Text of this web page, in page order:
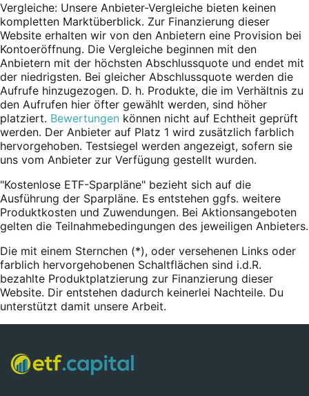
Vergleiche: Unsere Anbieter-Vergleiche bieten keinen
kompletten Marktüberblick. Zur Finanzierung dieser
Website erhalten wir von den Anbietern eine Provision bei
Kontoeröffnung. Die Vergleiche beginnen mit den
Anbietern mit der höchsten Abschlussquote und endet mit
der niedrigsten. Bei gleicher Abschlussquote werden die
Aufrufe hinzugezogen. D. h. Produkte, die im Verhältnis zu
den Aufrufen hier öfter gewählt werden, sind höher
platziert. Bewertungen können nicht auf Echtheit geprüft
werden. Der Anbieter auf Platz 1 wird zusätzlich farblich
hervorgehoben. Testsiegel werden angezeigt, sofern sie
uns vom Anbieter zur Verfügung gestellt wurden.
"Kostenlose ETF-Sparpläne" bezieht sich auf die
Ausführung der Sparpläne. Es entstehen ggfs. weitere
Produktkosten und Zuwendungen. Bei Aktionsangeboten
gelten die Teilnahmebedingungen des jeweiligen Anbieters.
Die mit einem Sternchen (*), oder versehenen Links oder
farblich hervorgehobenen Schaltflächen sind i.d.R.
bezahlte Produktplatzierung zur Finanzierung dieser
Website. Dir entstehen dadurch keinerlei Nachteile. Du
unterstützt damit unsere Arbeit.